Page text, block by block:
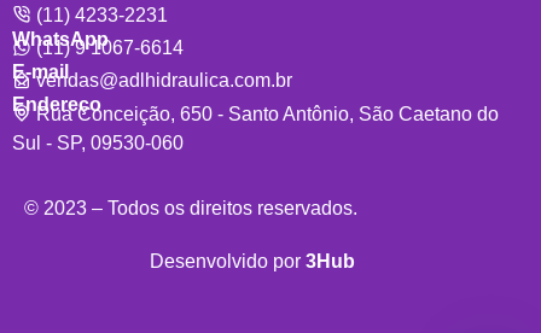
(11) 4233-2231
WhatsApp
(11) 9 1067-6614
E-mail
vendas@adlhidraulica.com.br
Endereço
Rua Conceição, 650 - Santo Antônio, São Caetano do
Sul - SP, 09530-060
© 2023 – Todos os direitos reservados.
Desenvolvido por 3Hub